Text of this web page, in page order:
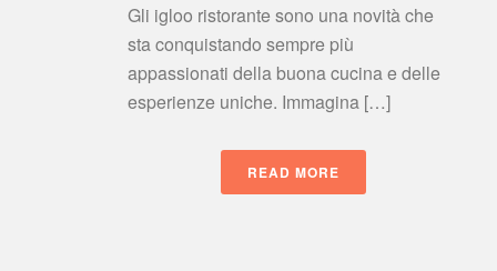
Gli igloo ristorante sono una novità che
ta conquistando sempre più
appassionati della buona cucina e delle
esperienze uniche. Immagina […]
READ MORE